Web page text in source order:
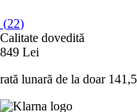
(22)
Calitate dovedită
849 Lei
rată lunară de la doar